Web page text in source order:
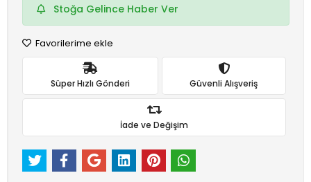
Stoğa Gelince Haber Ver
Favorilerime ekle
Süper Hızlı Gönderi Güvenli Alışveriş
İade ve Değişim